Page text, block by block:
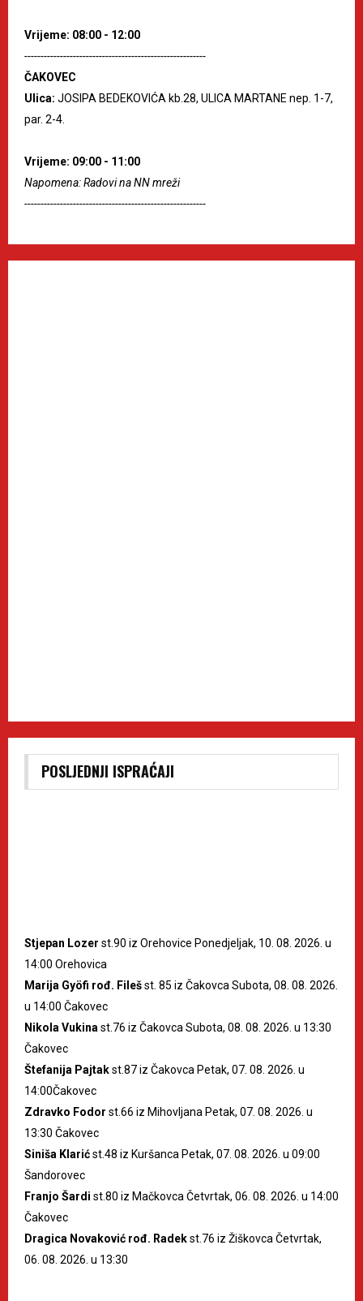
Vrijeme: 08:00 - 12:00
--------------------------------------------------------
ČAKOVEC
Ulica: JOSIPA BEDEKOVIĆA kb.28, ULICA MARTANE nep. 1-7,
par. 2-4.
Vrijeme: 09:00 - 11:00
Napomena: Radovi na NN mreži
--------------------------------------------------------
POSLJEDNJI ISPRAĆAJI
Stjepan Lozer st.90 iz Orehovice Ponedjeljak, 10. 08. 2026. u
14:00 Orehovica
Marija Gyöfi rođ. Filešst. 85 iz Čakovca Subota, 08. 08. 2026.
u 14:00 Čakovec
Nikola Vukina st.76 iz Čakovca Subota, 08. 08. 2026. u 13:30
Čakovec
Štefanija Pajtakst.87 iz Čakovca Petak, 07. 08. 2026. u
14:00Čakovec
Zdravko Fodor st.66 iz Mihovljana Petak, 07. 08. 2026. u
13:30 Čakovec
Siniša Klarićst.48 iz Kuršanca Petak, 07. 08. 2026. u 09:00
Šandorovec
Franjo Šardi st.80 iz Mačkovca Četvrtak, 06. 08. 2026. u 14:00
Čakovec
Dragica Novaković rođ. Radekst.76 iz Žiškovca Četvrtak,
06. 08. 2026. u 13:30